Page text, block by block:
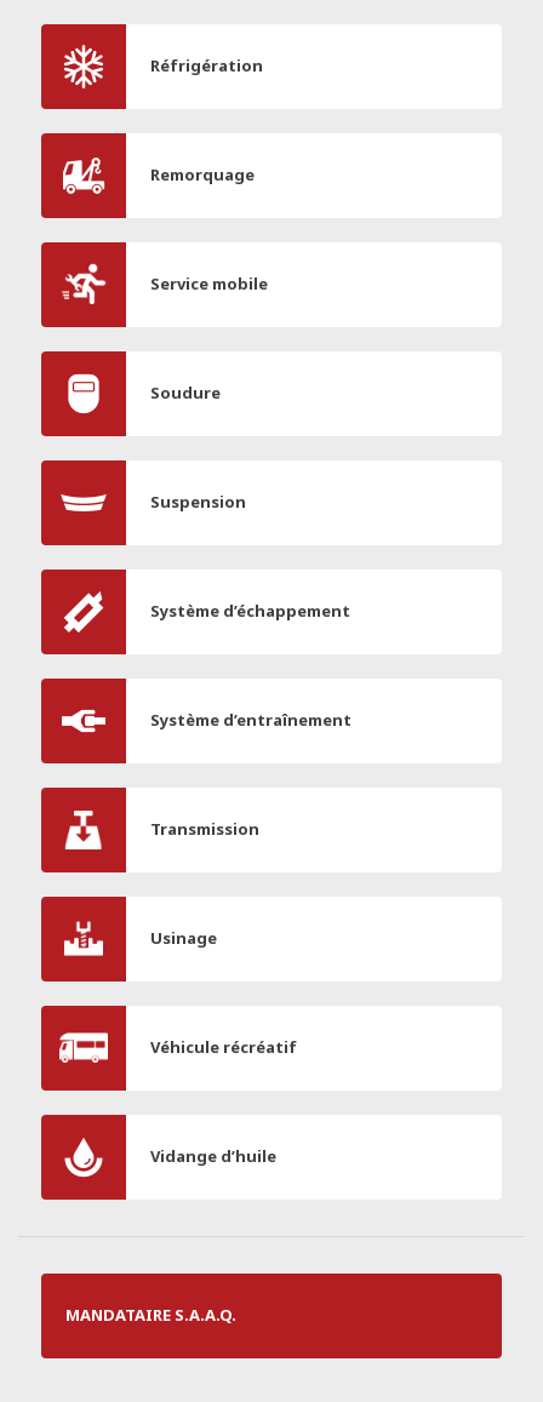
Réfrigération
Remorquage
Service mobile
Soudure
Suspension
Système d’échappement
Système d’entraînement
Transmission
Usinage
Véhicule récréatif
Vidange d’huile
MANDATAIRE S.A.A.Q.